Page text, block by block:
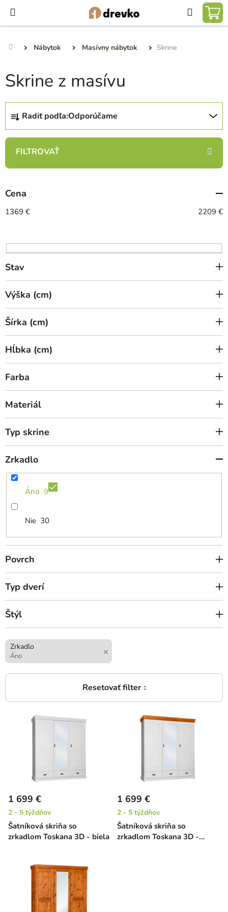
obsah
Hľadať
Nábytok Masívny nábytok Skrine
Skrine z masívu
R
d
n
e
p
r
d
u
k
t
o
v
Radiť podľa:Odporúčame
Cena
1369 € 2209 €
Stav
Výška (cm)
Šírka (cm)
Hĺbka (cm)
Farba
Materiál
Typ skrine
Zrkadlo
Áno 9
Nie 30
Povrch
Typ dverí
Štýl
Zrkadlo
Áno
o
d
u
Šatníková skriňa so
zrkadlom Toskana 3D - biela
1 699 €
2 - 5 týždňov
Šatníková skriňa so
zrkadlom Toskana 3D -
1 699 €
2 - 5 týždňov